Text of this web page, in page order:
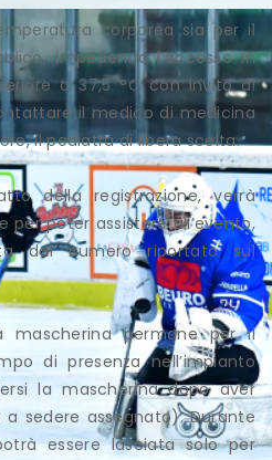
corporea sia per il
impedendo l’accesso in
a 37,5 °C con invito al
il medico di medicina
il pediatra di libera scelta.
della registrazione, verrà
per poter assistere all’evento,
dal numero riportato sul
mascherina permane per il
di presenza nell’impianto
la mascherina dopo aver
sedere assegnato). Durante
essere lasciata solo per